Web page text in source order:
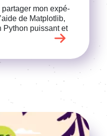
parta­ger mon expé­
de Matplot­lib,
Python puis­sant et